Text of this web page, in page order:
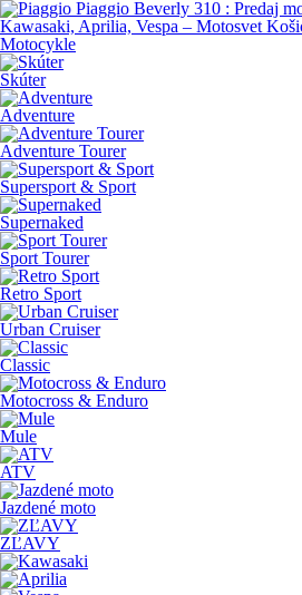
Motocykle
Skúter
Adventure
Adventure Tourer
Supersport & Sport
Supernaked
Sport Tourer
Retro Sport
Urban Cruiser
Classic
Motocross & Enduro
Mule
ATV
Jazdené moto
ZĽAVY